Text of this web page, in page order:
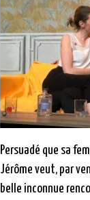
Persuadé que sa
Jérôme veut, par
belle inconnue